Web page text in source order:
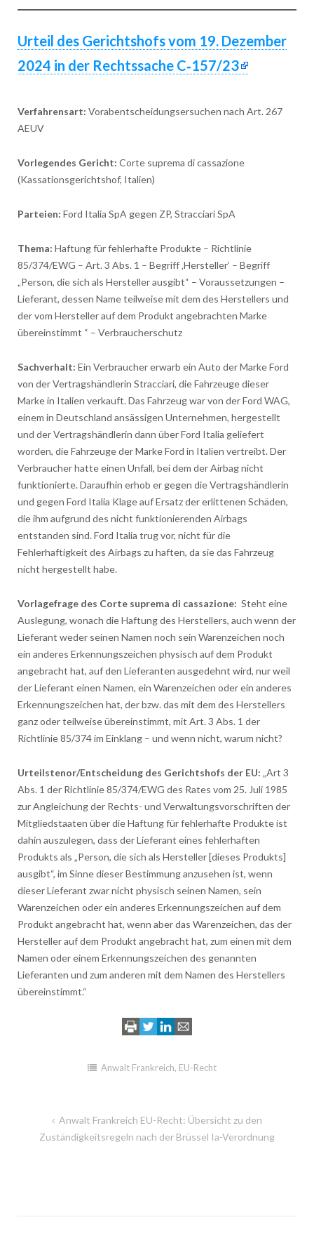
Urteil des Gerichtshofs vom 19. Dezember
2024 in der Rechtssache C‑157/23
Verfahrensart: Vorabentscheidungsersuchen nach Art. 267
AEUV
Vorlegendes Gericht: Corte suprema di cassazione
(Kassationsgerichtshof, Italien)
Parteien: Ford Italia SpA gegen ZP, Stracciari SpA
Thema: Haftung für fehlerhafte Produkte – Richtlinie
85/374/EWG – Art. 3 Abs. 1 – Begriff ‚Hersteller‘ – Begriff
„Person, die sich als Hersteller ausgibt“ – Voraussetzungen –
Lieferant, dessen Name teilweise mit dem des Herstellers und
der vom Hersteller auf dem Produkt angebrachten Marke
übereinstimmt “ – Verbraucherschutz
Sachverhalt: Ein Verbraucher erwarb ein Auto der Marke Ford
von der Vertragshändlerin Stracciari, die Fahrzeuge dieser
Marke in Italien verkauft. Das Fahrzeug war von der Ford WAG,
einem in Deutschland ansässigen Unternehmen, hergestellt
und der Vertragshändlerin dann über Ford Italia geliefert
worden, die Fahrzeuge der Marke Ford in Italien vertreibt. Der
Verbraucher hatte einen Unfall, bei dem der Airbag nicht
funktionierte. Daraufhin erhob er gegen die Vertragshändlerin
und gegen Ford Italia Klage auf Ersatz der erlittenen Schäden,
die ihm aufgrund des nicht funktionierenden Airbags
entstanden sind. Ford Italia trug vor, nicht für die
Fehlerhaftigkeit des Airbags zu haften, da sie das Fahrzeug
nicht hergestellt habe.
Vorlagefrage des Corte suprema di cassazione: Steht eine
Auslegung, wonach die Haftung des Herstellers, auch wenn der
Lieferant weder seinen Namen noch sein Warenzeichen noch
ein anderes Erkennungszeichen physisch auf dem Produkt
angebracht hat, auf den Lieferanten ausgedehnt wird, nur weil
der Lieferant einen Namen, ein Warenzeichen oder ein anderes
Erkennungszeichen hat, der bzw. das mit dem des Herstellers
ganz oder teilweise übereinstimmt, mit Art. 3 Abs. 1 der
Richtlinie 85/374 im Einklang – und wenn nicht, warum nicht?
Urteilstenor/Entscheidung des Gerichtshofs der EU: „Art 3
Abs. 1 der Richtlinie 85/374/EWG des Rates vom 25. Juli 1985
zur Angleichung der Rechts- und Verwaltungsvorschriften der
Mitgliedstaaten über die Haftung für fehlerhafte Produkte ist
dahin auszulegen, dass der Lieferant eines fehlerhaften
Produkts als „Person, die sich als Hersteller [dieses Produkts]
ausgibt“, im Sinne dieser Bestimmung anzusehen ist, wenn
dieser Lieferant zwar nicht physisch seinen Namen, sein
Warenzeichen oder ein anderes Erkennungszeichen auf dem
Produkt angebracht hat, wenn aber das Warenzeichen, das der
Hersteller auf dem Produkt angebracht hat, zum einen mit dem
Namen oder einem Erkennungszeichen des genannten
Lieferanten und zum anderen mit dem Namen des Herstellers
übereinstimmt.“
Anwalt Frankreich, EU-Recht
Beitragsnavigation
Anwalt Frankreich EU-Recht: Übersicht zu den
Zuständigkeitsregeln nach der Brüssel Ia-Verordnung